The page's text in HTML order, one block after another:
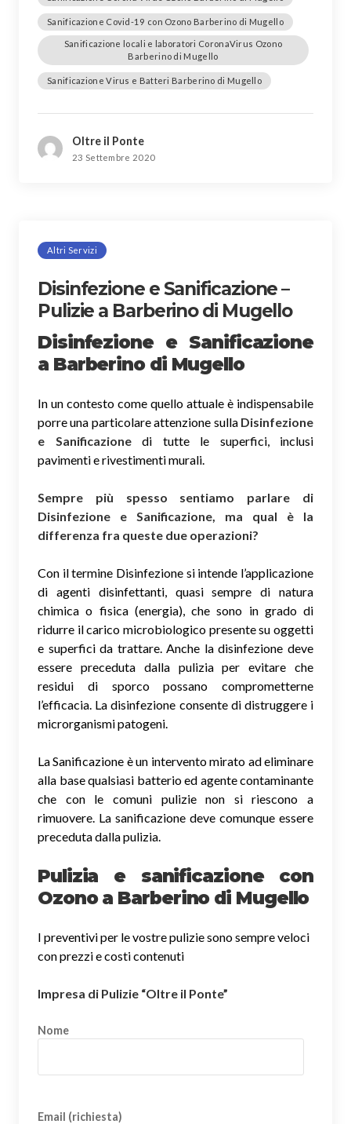
Sanificazione Covid-19 con Ozono Barberino di Mugello
Sanificazione locali e laboratori CoronaVirus Ozono
Barberino di Mugello
Sanificazione Virus e Batteri Barberino di Mugello
Oltre il Ponte
23 Settembre 2020
Altri Servizi
Disinfezione e Sanificazione –
Pulizie a Barberino di Mugello
Disinfezione e Sanificazione
a Barberino di Mugello
In un contesto come quello attuale è indispensabile
porre una particolare attenzione sulla Disinfezione
e Sanificazionedi tutte le superfici, inclusi
pavimenti e rivestimenti murali.
Sempre più spesso sentiamo parlare di
Disinfezione e Sanificazione, ma qual è la
differenza fra queste due operazioni?
Con il termine Disinfezione si intende l’applicazione
di agenti disinfettanti, quasi sempre di natura
chimica o fisica (energia), che sono in grado di
ridurre il carico microbiologico presente su oggetti
e superfici da trattare. Anche la disinfezione deve
essere preceduta dalla pulizia per evitare che
residui di sporco possano comprometterne
l’efficacia. La disinfezione consente di distruggere i
microrganismi patogeni.
La Sanificazione è un intervento mirato ad eliminare
alla base qualsiasi batterio ed agente contaminante
che con le comuni pulizie non si riescono a
rimuovere. La sanificazione deve comunque essere
preceduta dalla pulizia.
Pulizia e sanificazione con
Ozono a Barberino di Mugello
I preventivi per le vostre pulizie sono sempre veloci
con prezzi e costi contenuti
Impresa di Pulizie “Oltre il Ponte”
Nome
Email (richiesta)